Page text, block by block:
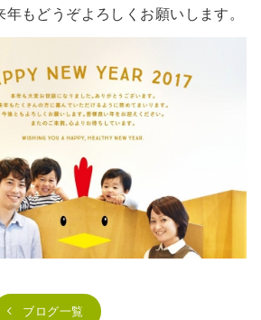
年もどうぞよろしくお願いします。
ブログ一覧